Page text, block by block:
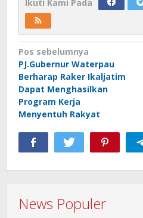
Ikuti Kami Pada
Navigasi
pos
Pos sebelumnya
PJ.Gubernur Waterpau
Berharap Raker Ikaljatim
Dapat Menghasilkan
Program Kerja
Menyentuh Rakyat
News Populer